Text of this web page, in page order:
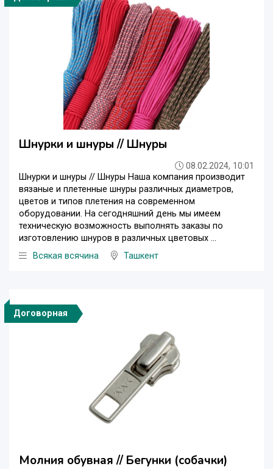
Шнурки и шнуры // Шнуры
08.02.2024, 10:01
Шнурки и шнуры // Шнуры Наша компания производит
вязаные и плетенные шнуры различных диаметров,
цветов и типов плетения на современном
оборудовании. На сегодняшний день мы имеем
техническую возможность выполнять заказы по
изготовлению шнуров в различных цветовых ...
Всякая всячина
Ташкент
Договорная
Молния обувная // Бегунки (собачки)